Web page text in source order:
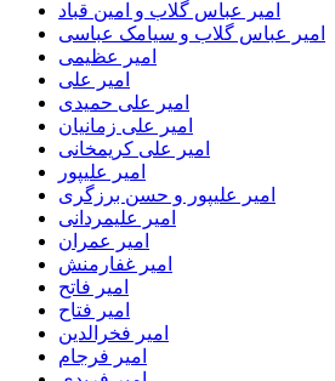
امیر عباس گلاب و امین قباد
امیر عباس گلاب و سیامک عباسی
امیر عظیمی
امیر علی
امیر علی حمیدی
امیر علی زمانیان
امیر علی کریمخانی
امیر علیپور
امیر علیپور و حسن برزگری
امیر علیمردانی
امیر عمران
امیر غفارمنش
امیر فاتح
امیر فتاح
امیر فخرالدین
امیر فرجام